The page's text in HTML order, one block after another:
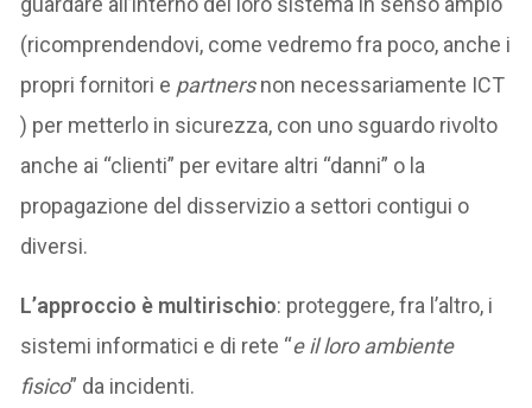
(ricomprendendovi, come vedremo fra poco, anche i
propri fornitori e partnersnon necessariamente ICT
) per metterlo in sicurezza, con uno sguardo rivolto
anche ai “clienti” per evitare altri “danni” o la
propagazione del disservizio a settori contigui o
diversi.
L’approccio è multirischio: proteggere, fra l’altro, i
sistemi informatici e di rete “e il loro ambiente
fisico” da incidenti.